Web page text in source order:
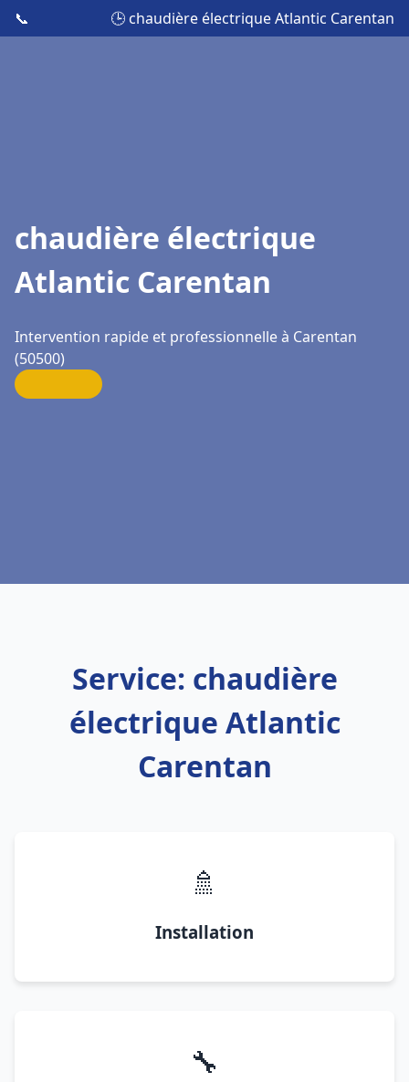
📞 🕒 chaudière électrique Atlantic Carentan
chaudière électrique
Atlantic Carentan
Intervention rapide et professionnelle à Carentan
(50500)
Service: chaudière
électrique Atlantic
Carentan
🚿
Installation
🔧